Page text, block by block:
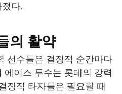
다.
의 활약
선수들은 결정적 순간마다
에이스 투수는 롯데의 강력
정적 타자들은 필요할 때